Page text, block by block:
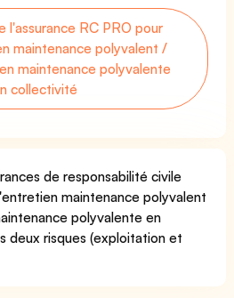
l'assurance RC PRO pour
maintenance polyvalent /
maintenance polyvalente
collectivité
de responsabilité civile
maintenance polyvalent
polyvalente en
deux risques (exploitation et